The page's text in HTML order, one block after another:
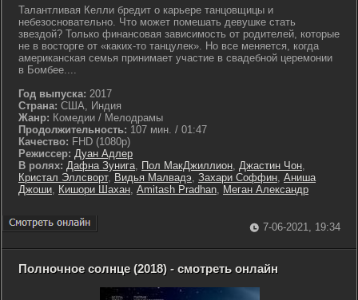
Талантливая Келли бредит о карьере танцовщицы и
небезосновательно. Что может помешать девушке стать
звездой? Только финансовая зависимость от родителей, которые
не в восторге от «каких-то танцулек». Но все меняется, когда
американская семья принимает участие в свадебной церемонии
в Бомбее....
Год выпуска: 2017
Страна: США, Индия
Жанр: Комедии / Мелодрамы
Продолжительность: 107 мин. / 01:47
Качество: FHD (1080p)
Режиссер: Дуан Адлер
В ролях: Дафна Зунига, Пол МакДжиллион, Джастин Чон,
Кристал Эллсворт, Видья Малвадэ, Захари Соффин, Аниша
Джоши, Кишори Шахан, Amitash Pradhan, Меган Александр
7-06-2021, 19:34
Полночное солнце (2018) - смотреть онлайн